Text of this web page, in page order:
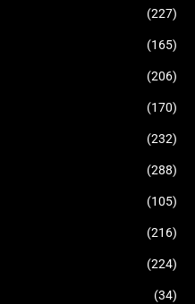
(227)
(165)
(206)
(170)
(232)
(288)
(105)
(216)
(224)
(34)